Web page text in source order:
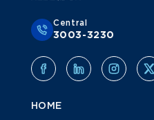
Central
3003-3230
HOME